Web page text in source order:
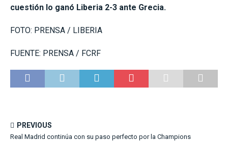
cuestión lo ganó Liberia 2-3 ante Grecia.
FOTO: PRENSA / LIBERIA
FUENTE: PRENSA / FCRF
PREVIOUS
Real Madrid continúa con su paso perfecto por la Champions